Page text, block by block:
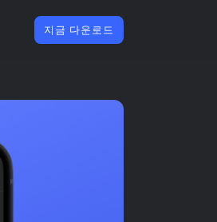
지금 다운로드